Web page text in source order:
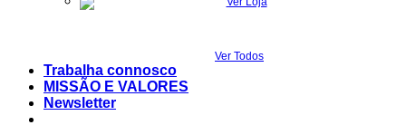
Ver Todos
Trabalha connosco
MISSÃO E VALORES
Newsletter